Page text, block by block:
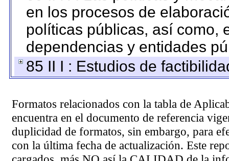
en los procesos de
políticas públicas, así como,
dependencias y entidades
85 II I : Estudios de
Formatos relacionados con la tabla de
encuentra en el documento de referencia
duplicidad de formatos, sin embargo, para
con la última fecha de actualización. Este